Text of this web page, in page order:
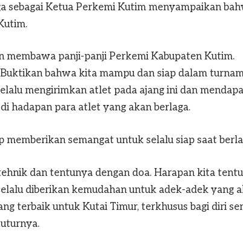
sebagai Ketua Perkemi Kutim menyampaikan
membawa panji-panji Perkemi Kabupaten Kutim.
bahwa kita mampu dan siap dalam
mengirimkan atlet pada ajang ini dan
hadapan para atlet yang akan berlaga.
semangat untuk selalu siap saat
dan tentunya dengan doa. Harapan kita
diberikan kemudahan untuk adek-adek yang
terbaik untuk Kutai Timur, terkhusus bagi diri